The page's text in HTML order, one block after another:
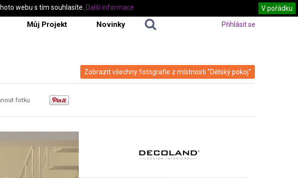
Můj Projekt Novinky Přihlásit se
Zobrazit všechny fotografie z místnosti "Dětský pokoj"
fotku
webu s tím souhlasíte. V pořádku
Další informace